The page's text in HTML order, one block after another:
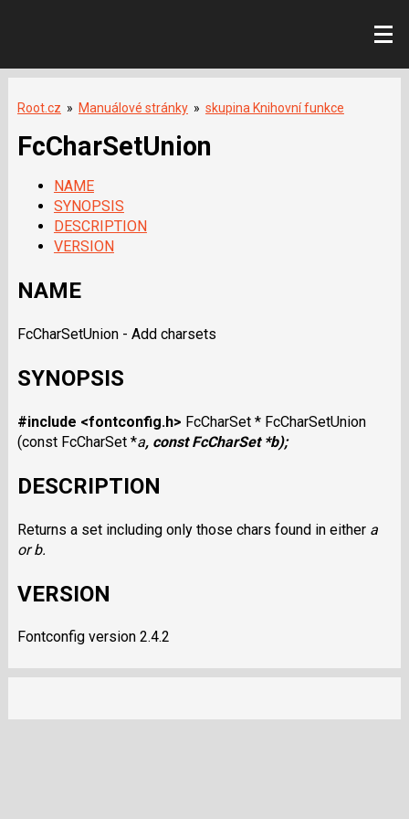
Root.cz » Manuálové stránky » skupina Knihovní funkce
FcCharSetUnion
NAME
SYNOPSIS
DESCRIPTION
VERSION
NAME
FcCharSetUnion - Add charsets
SYNOPSIS
#include <fontconfig.h> FcCharSet * FcCharSetUnion
(const FcCharSet *a, const FcCharSet *b);
DESCRIPTION
Returns a set including only those chars found in either a
orb.
VERSION
Fontconfig version 2.4.2